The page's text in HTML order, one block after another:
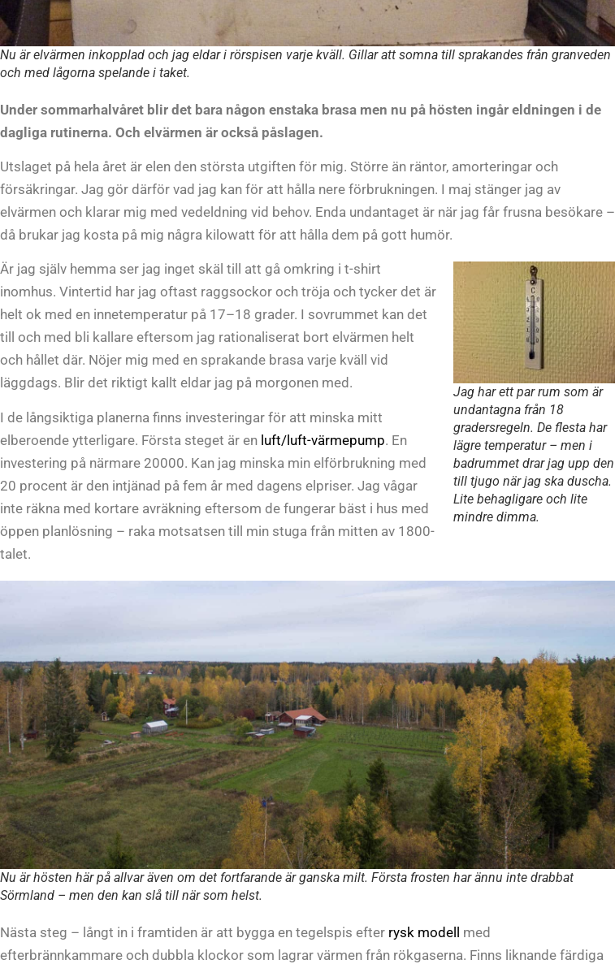
Nu är elvärmen inkopplad och jag eldar i rörspisen varje kväll. Gillar att somna till sprakandes från granveden
och med lågorna spelande i taket.
Under sommarhalvåret blir det bara någon enstaka brasa men nu på hösten ingår eldningen i de
dagliga rutinerna. Och elvärmen är också påslagen.
Utslaget på hela året är elen den största utgiften för mig. Större än räntor, amorteringar och
försäkringar. Jag gör därför vad jag kan för att hålla nere förbrukningen. I maj stänger jag av
elvärmen och klarar mig med vedeldning vid behov. Enda undantaget är när jag får frusna besökare –
då brukar jag kosta på mig några kilowatt för att hålla dem på gott humör.
Jag har ett par rum som är
undantagna från 18
gradersregeln. De flesta har
lägre temperatur – men i
badrummet drar jag upp den
till tjugo när jag ska duscha.
Lite behagligare och lite
mindre dimma.
Är jag själv hemma ser jag inget skäl till att gå omkring i t-shirt
inomhus. Vintertid har jag oftast raggsockor och tröja och tycker det är
helt ok med en innetemperatur på 17–18 grader. I sovrummet kan det
till och med bli kallare eftersom jag rationaliserat bort elvärmen helt
och hållet där. Nöjer mig med en sprakande brasa varje kväll vid
läggdags. Blir det riktigt kallt eldar jag på morgonen med.
I de långsiktiga planerna finns investeringar för att minska mitt
elberoende ytterligare. Första steget är en luft/luft-värmepump. En
investering på närmare 20000. Kan jag minska min elförbrukning med
20 procent är den intjänad på fem år med dagens elpriser. Jag vågar
inte räkna med kortare avräkning eftersom de fungerar bäst i hus med
öppen planlösning – raka motsatsen till min stuga från mitten av 1800-
talet.
Nu är hösten här på allvar även om det fortfarande är ganska milt. Första frosten har ännu inte drabbat
Sörmland – men den kan slå till när som helst.
Nästa steg – långt in i framtiden är att bygga en tegelspis efter rysk modell med
efterbrännkammare och dubbla klockor som lagrar värmen från rökgaserna. Finns liknande färdiga